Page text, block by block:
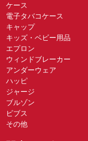
ケース
電子タバコケース
キャップ
キッズ・ベビー用品
エプロン
ウィンドブレーカー
アンダーウェア
ハッピ
ジャージ
ブルゾン
ビブス
その他